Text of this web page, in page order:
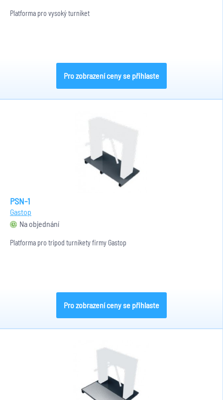
Platforma pro vysoký turniket
Pro zobrazení ceny se přihlaste
PSN-1
Gastop
Na objednání
Platforma pro tripod turnikety firmy Gastop
Pro zobrazení ceny se přihlaste